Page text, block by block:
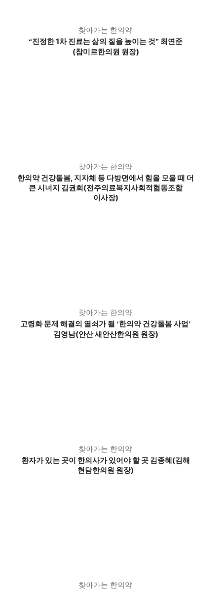
찾아가는 한의약
“진정한 1차 진료는 삶의 질을 높이는 것” 최연준
(참미르한의원 원장)
찾아가는 한의약
한의약 건강돌봄, 지자체 등 다방면에서 힘을 모을 때 더
큰 시너지 김권희(전주의료복지사회적협동조합
이사장)
찾아가는 한의약
고령화 문제 해결의 열쇠가 될 ‘한의약 건강돌봄 사업’
김영남(안산 새안산한의원 원장)
찾아가는 한의약
환자가 있는 곳이 한의사가 있어야 할 곳 김종혜(김해
현담한의원 원장)
찾아가는 한의약